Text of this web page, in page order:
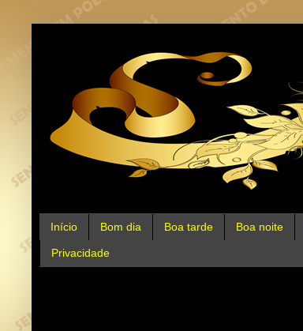
Início Bom dia Boa tarde Boa noite
Privacidade